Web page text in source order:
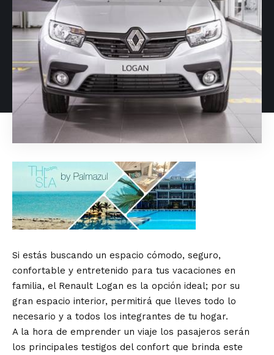
Si estás buscando un espacio cómodo, seguro,
confortable y entretenido para tus vacaciones en
familia, el Renault Logan es la opción ideal; por su
gran espacio interior, permitirá que lleves todo lo
necesario y a todos los integrantes de tu hogar.
A la hora de emprender un viaje los pasajeros serán
los principales testigos del confort que brinda este